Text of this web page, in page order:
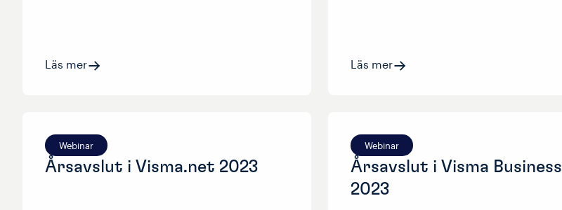
Läs mer Läs mer
Webinar
Årsavslut i Visma.net 2023
Webinar
Årsavslut i Visma Business
2023